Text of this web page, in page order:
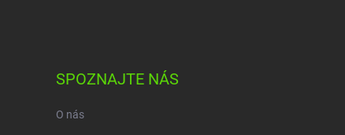
SPOZNAJTE NÁS
O nás